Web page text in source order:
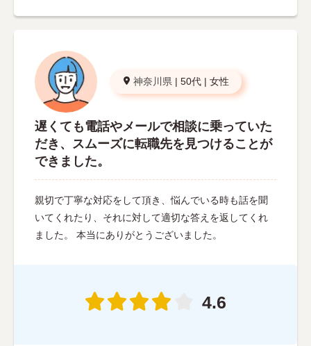
神奈川県 | 50代 | 女性
遅くても電話やメールで相談に乗っていた
だき、スムーズに転職先を見つけることが
できました。
親切で丁寧な対応をして頂き、悩んでいる時も話を聞
いてくれたり、それに対して適切な答えを返してくれ
ました。 本当にありがとうございました。
4.6